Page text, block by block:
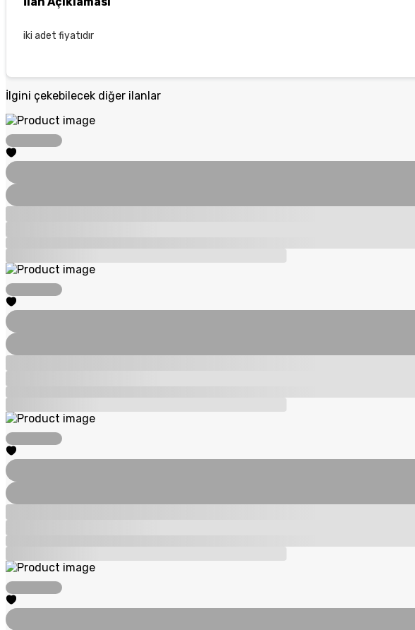
iki adet fiyatıdır
İlgini çekebilecek diğer ilanlar